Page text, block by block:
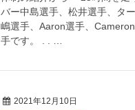
バー中島選手、松井選手、タ
嶋選手、Aaron選手、
手です。 . . …
2021年12月10日